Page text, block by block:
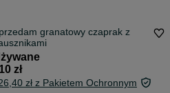
granatowy czaprak z
zł
zł z Pakietem Ochronnym